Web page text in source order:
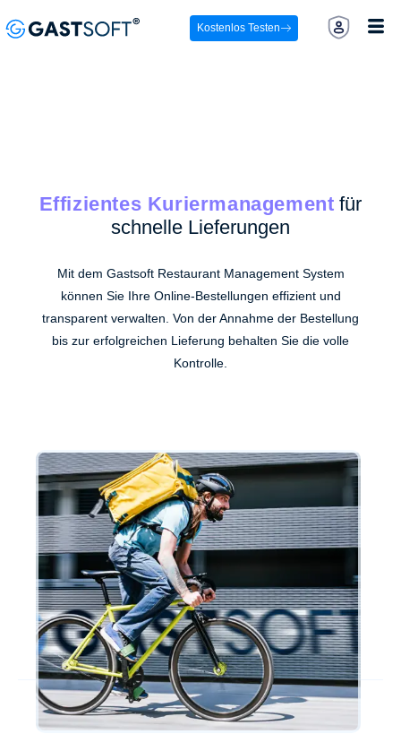
Kostenlos Testen
Effizientes Kuriermanagement für
schnelle Lieferungen
Mit dem Gastsoft Restaurant Management System
können Sie Ihre Online-Bestellungen effizient und
transparent verwalten. Von der Annahme der Bestellung
bis zur erfolgreichen Lieferung behalten Sie die volle
Kontrolle.